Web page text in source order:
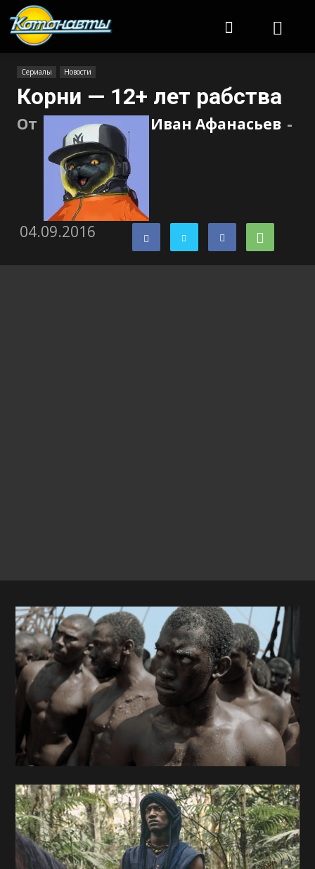
Сериалы Новости
Корни — 12+ лет рабства
От Иван Афанасьев -
04.09.2016